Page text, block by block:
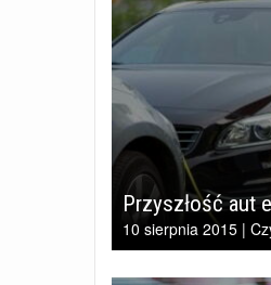
Przyszłość aut
10 sierpnia 2015 |